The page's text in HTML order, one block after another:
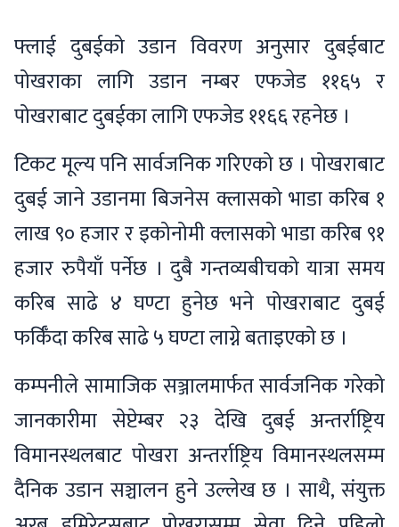
फ्लाई दुबईको उडान विवरण अनुसार दुबईबाट
पोखराका लागि उडान नम्बर एफजेड ११६५ र
पोखराबाट दुबईका लागि एफजेड ११६६ रहनेछ ।
टिकट मूल्य पनि सार्वजनिक गरिएको छ । पोखराबाट
दुबई जाने उडानमा बिजनेस क्लासको भाडा करिब १
लाख ९० हजार र इकोनोमी क्लासको भाडा करिब ९१
हजार रुपैयाँ पर्नेछ । दुबै गन्तव्यबीचको यात्रा समय
करिब साढे ४ घण्टा हुनेछ भने पोखराबाट दुबई
फर्किँदा करिब साढे ५ घण्टा लाग्ने बताइएको छ ।
कम्पनीले सामाजिक सञ्जालमार्फत सार्वजनिक गरेको
जानकारीमा सेप्टेम्बर २३ देखि दुबई अन्तर्राष्ट्रिय
विमानस्थलबाट पोखरा अन्तर्राष्ट्रिय विमानस्थलसम्म
दैनिक उडान सञ्चालन हुने उल्लेख छ । साथै, संयुक्त